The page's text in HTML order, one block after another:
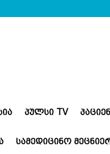
ᲞᲣᲚᲡᲘ TV
ᲡᲐᲛᲔᲓᲘᲪᲘᲜᲝ